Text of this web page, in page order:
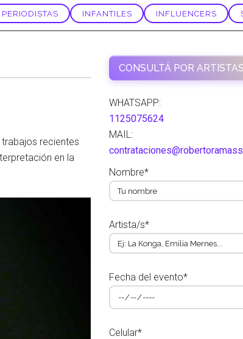
PERIODISTAS INFANTILES INFLUENCERS
recientes
en la
CONSULTÁ POR
WHATSAPP:
1125075624
MAIL:
Nombre*
Artista/s*
Fecha del evento*
Celular*